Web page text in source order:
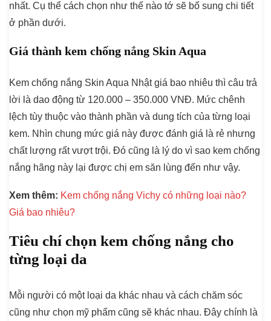
nhất. Cụ thể cách chọn như thế nào tớ sẽ bổ sung chi tiết
ở phần dưới.
Giá thành kem chống nắng Skin Aqua
Kem chống nắng Skin Aqua Nhật giá bao nhiêu thì câu trả
lời là dao động từ 120.000 – 350.000 VNĐ. Mức chênh
lệch tùy thuộc vào thành phần và dung tích của từng loại
kem. Nhìn chung mức giá này được đánh giá là rẻ nhưng
chất lượng rất vượt trội. Đó cũng là lý do vì sao kem chống
nắng hãng này lại được chị em săn lùng đến như vậy.
Xem thêm: Kem chống nắng Vichy có những loại nào?
Giá bao nhiêu?
Tiêu chí chọn kem chống nắng cho
từng loại da
Mỗi người có một loại da khác nhau và cách chăm sóc
cũng như chọn mỹ phẩm cũng sẽ khác nhau. Đây chính là